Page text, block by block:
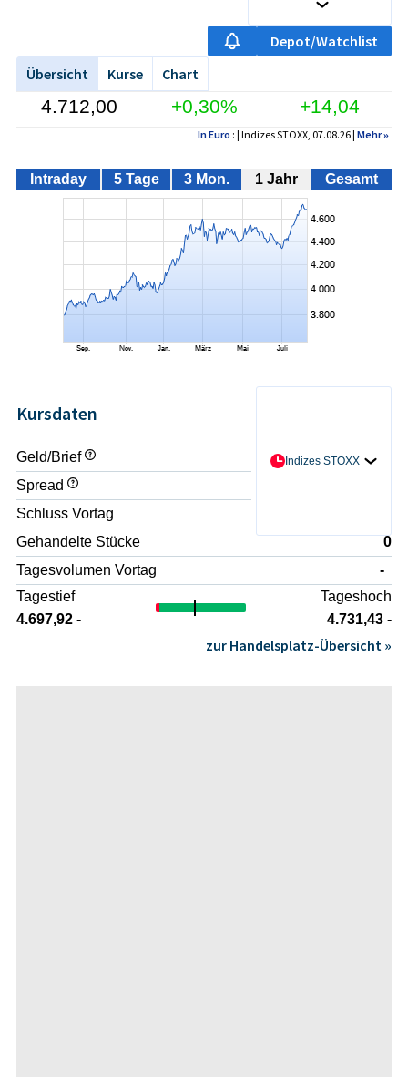
Depot/Watchlist
Übersicht
Kurse Chart
4.712,00 +0,30% +14,04
In Euro : | Indizes STOXX, 07.08.26 | Mehr»
Intraday 5 Tage 3 Mon. 1 Jahr Gesamt
Kursdaten
Indizes STOXX
Geld/Brief
- / -
Spread
Schluss Vortag
Gehandelte Stücke
0
Tagesvolumen Vortag
-
Tagestief
4.697,92 -
Tageshoch
4.731,43 -
zur Handelsplatz-Übersicht »